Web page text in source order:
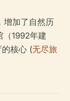
增加了自然历
（1992年建
的核心 (无尽旅